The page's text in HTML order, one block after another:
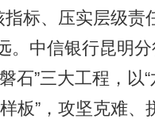
标、压实层级责
中信银行昆明分
石”三大工程，以
板”，攻坚克难